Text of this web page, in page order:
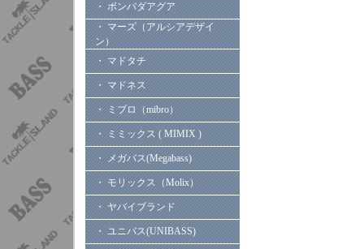
・ ボンバダアグア
・ マーズ（アルシアデザイ
ン）
・ マドタチ
・ マドネス
・ ミブロ（mibro）
・ ミミックス ( MIMIX )
・ メガバス(Megabass)
・ モリックス（Molix）
・ ヤバイブランド
・ ユニバス(UNIBASS)